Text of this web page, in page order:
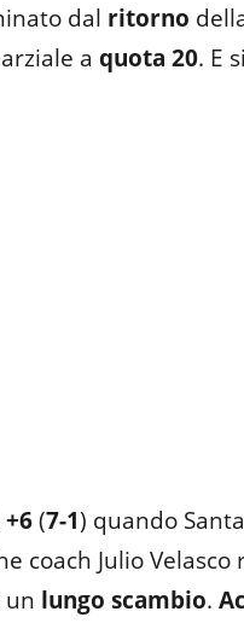
dal ritorno
a quota 20. E
+6(7-1) quando
coach Julio
un lungo scambio.